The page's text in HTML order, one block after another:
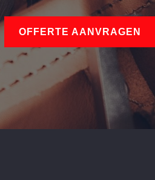
OFFERTE AANVRAGEN